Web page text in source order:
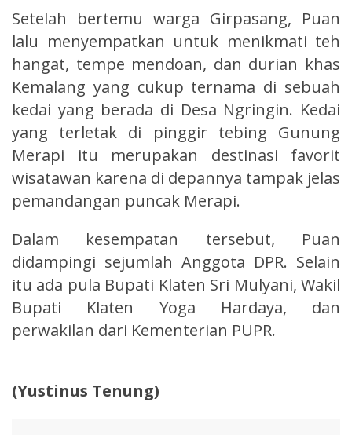
Setelah bertemu warga Girpasang, Puan
lalu menyempatkan untuk menikmati teh
hangat, tempe mendoan, dan durian khas
Kemalang yang cukup ternama di sebuah
kedai yang berada di Desa Ngringin. Kedai
yang terletak di pinggir tebing Gunung
Merapi itu merupakan destinasi favorit
wisatawan karena di depannya tampak jelas
pemandangan puncak Merapi.
Dalam kesempatan tersebut, Puan
didampingi sejumlah Anggota DPR. Selain
itu ada pula Bupati Klaten Sri Mulyani, Wakil
Bupati Klaten Yoga Hardaya, dan
perwakilan dari Kementerian PUPR.
(Yustinus Tenung)